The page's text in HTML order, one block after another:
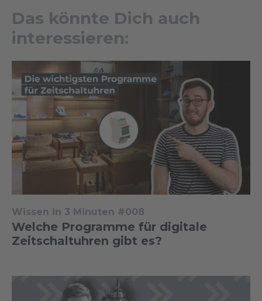
Das könnte Dich auch
interessieren:
Wissen in 3 Minuten #008
Welche Programme für digitale
Zeitschaltuhren gibt es?